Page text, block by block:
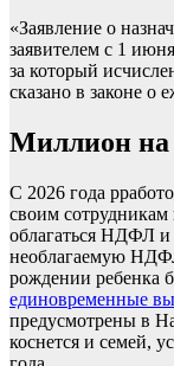
«Заявление о
заявителем с 1
за который
сказано в законе о
Миллион на
С 2026 года
своим
облагаться НДФЛ и
необлагаемую
рождении ребенка
единовременные
предусмотрены в
коснется и семей,